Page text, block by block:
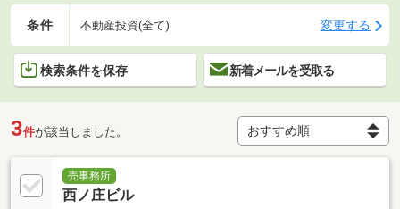
条件 不動産投資(全て) 変更する
検索条件を保存 新着メールを受取る
3件が該当しました。
売事務所
西ノ庄ビル